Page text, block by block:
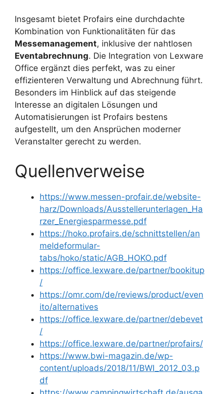
Insgesamt bietet Profairs eine durchdachte
Kombination von Funktionalitäten für das
Messemanagement, inklusive der nahtlosen
Eventabrechnung. Die Integration von Lexware
Office ergänzt dies perfekt, was zu einer
effizienteren Verwaltung und Abrechnung führt.
Besonders im Hinblick auf das steigende
Interesse an digitalen Lösungen und
Automatisierungen ist Profairs bestens
aufgestellt, um den Ansprüchen moderner
Veranstalter gerecht zu werden.
Quellenverweise
https://www.messen-profair.de/website-
harz/Downloads/Ausstellerunterlagen_Ha
rzer_Energiesparmesse.pdf
https://hoko.profairs.de/schnittstellen/an
meldeformular-
tabs/hoko/static/AGB_HOKO.pdf
https://office.lexware.de/partner/bookitup
/
https://omr.com/de/reviews/product/even
ito/alternatives
https://office.lexware.de/partner/debevet
/
https://office.lexware.de/partner/profairs/
https://www.bwi-magazin.de/wp-
content/uploads/2018/11/BWI_2012_03.p
df